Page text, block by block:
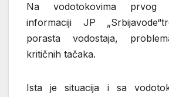
Na vodotokovima prvog
informaciji JP
porasta vodostaja,
kritičnih tačaka.
Ista je situacija i sa